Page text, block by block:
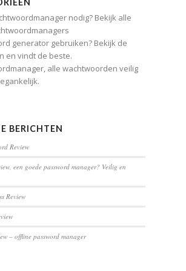
nodig? Bekijk alle
generator gebruiken? Bekijk de
en vindt de beste.
alle wachtwoorden veilig
BERICHTEN
Review
een goede password manager? Veilig en
Review
– offline password manager